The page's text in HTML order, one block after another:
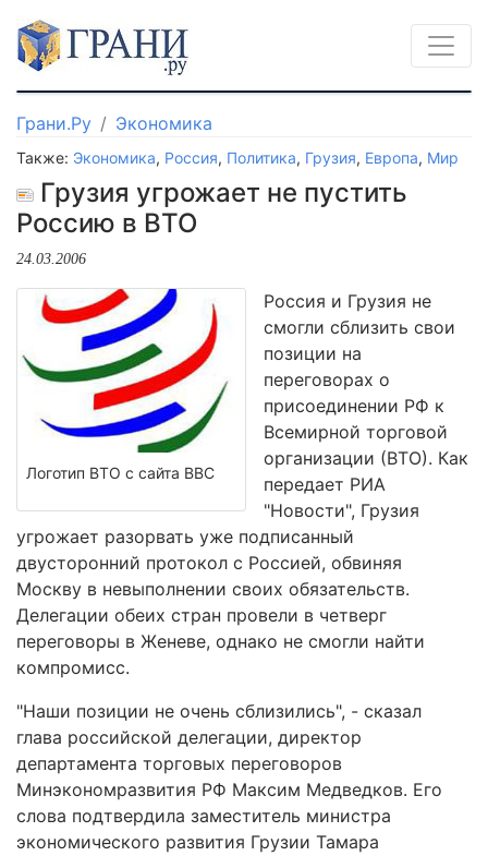
Грани.Ру Экономика
Также: Экономика, Россия, Политика, Грузия, Европа, Мир
Грузия угрожает не пустить
Россию в ВТО
24.03.2006
Логотип ВТО с сайта ВВС
Россия и Грузия не
смогли сблизить свои
позиции на
переговорах о
присоединении РФ к
Всемирной торговой
организации (ВТО). Как
передает РИА
"Новости", Грузия
угрожает разорвать уже подписанный
двусторонний протокол с Россией, обвиняя
Москву в невыполнении своих обязательств.
Делегации обеих стран провели в четверг
переговоры в Женеве, однако не смогли найти
компромисс.
"Наши позиции не очень сблизились", - сказал
глава российской делегации, директор
департамента торговых переговоров
Минэкономразвития РФ Максим Медведков. Его
слова подтвердила заместитель министра
экономического развития Грузии Тамара